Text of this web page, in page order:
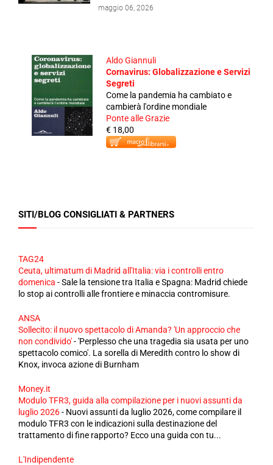
maggio 06, 2026
Aldo Giannuli
Cornavirus: Globalizzazione e Servizi
Segreti
Come la pandemia ha cambiato e
cambierà l'ordine mondiale
Ponte alle Grazie
€ 18,00
SITI/BLOG CONSIGLIATI & PARTNERS
TAG24
Ceuta, ultimatum di Madrid all'Italia: via i controlli entro
domenica -Sale la tensione tra Italia e Spagna: Madrid chiede
lo stop ai controlli alle frontiere e minaccia contromisure.
ANSA
Sollecito: il nuovo spettacolo di Amanda? 'Un approccio che
non condivido'-'Perplesso che una tragedia sia usata per uno
spettacolo comico'. La sorella di Meredith contro lo show di
Knox, invoca azione di Burnham
Money.it
Modulo TFR3, guida alla compilazione per i nuovi assunti da
luglio 2026- Nuovi assunti da luglio 2026, come compilare il
modulo TFR3 con le indicazioni sulla destinazione del
trattamento di fine rapporto? Ecco una guida con tu...
L'Indipendente